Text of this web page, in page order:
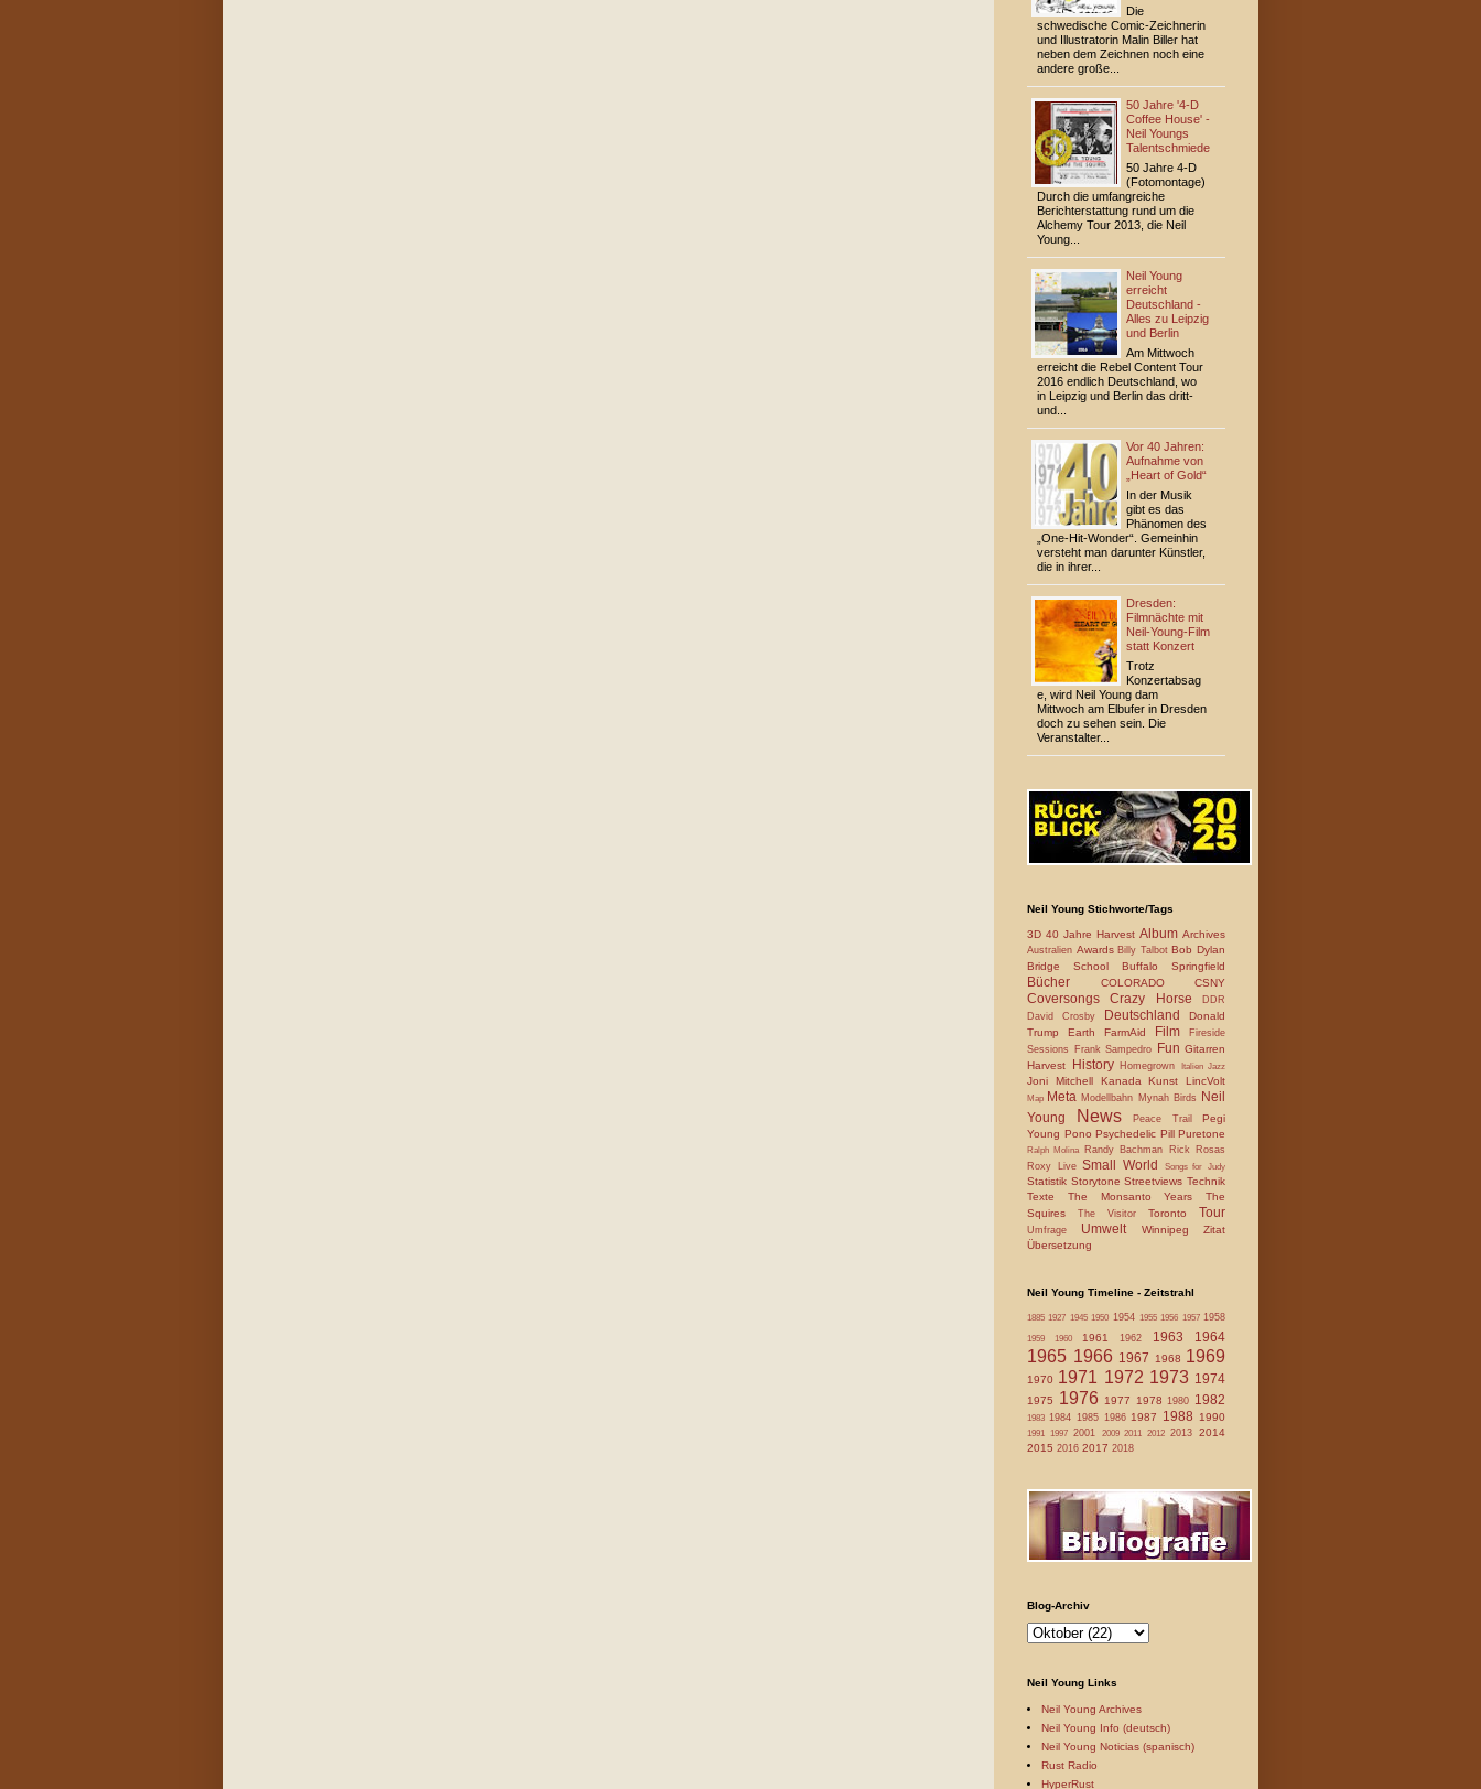
Die
schwedische Comic-Zeichnerin
und Illustratorin Malin Biller hat
neben dem Zeichnen noch eine
andere große...
50 Jahre '4-D
Coffee House' -
Neil Youngs
Talentschmiede
50 Jahre 4-D
(Fotomontage)
Durch die umfangreiche
Berichterstattung rund um die
Alchemy Tour 2013, die Neil
Young...
Neil Young
erreicht
Deutschland -
Alles zu Leipzig
und Berlin
Am Mittwoch
erreicht die Rebel Content Tour
2016 endlich Deutschland, wo
in Leipzig und Berlin das dritt-
und...
Vor 40 Jahren:
Aufnahme von
„Heart of Gold“
In der Musik
gibt es das
Phänomen des
„One-Hit-Wonder“. Gemeinhin
versteht man darunter Künstler,
die in ihrer...
Dresden:
Filmnächte mit
Neil-Young-Film
statt Konzert
Trotz
Konzertabsag
e, wird Neil Young dam
Mittwoch am Elbufer in Dresden
doch zu sehen sein. Die
Veranstalter...
Neil Young Stichworte/Tags
3D 40 Jahre Harvest Album Archives
Australien Awards Billy Talbot Bob Dylan
Bridge School Buffalo Springfield
Bücher COLORADO CSNY
CoversongsCrazy HorseDDR
David Crosby
Deutschland
Donald
Trump Earth FarmAid Film
Fireside
Sessions
Frank Sampedro Fun Gitarren
Harvest
History Homegrown Italien Jazz
Joni Mitchell Kanada Kunst LincVolt
Map MetaModellbahn Mynah Birds
Neil
Young
News Peace Trail Pegi
Young Pono Psychedelic Pill Puretone
Ralph Molina Randy Bachman
Rick Rosas
Roxy LiveSmall World Songs for Judy
Statistik StorytoneStreetviewsTechnik
Texte The Monsanto Years The
Squires The Visitor Toronto Tour
Umfrage Umwelt WinnipegZitat
Übersetzung
Neil Young Timeline - Zeitstrahl
18851927 19451950 1954 19551956 1957 1958
1959 1960 1961 1962 1963 1964
1965 1966 1967 1968 1969
1970 1971 1972 1973 1974
1975 1976 1977 19781980 1982
1983 1984 1985 19861987 19881990
1991 1997 2001 20092011201220132014
2015 2016 2017 2018
Blog-Archiv
Neil Young Links
Neil Young Archives
Neil Young Info (deutsch)
Neil Young Noticias (spanisch)
Rust Radio
HyperRust